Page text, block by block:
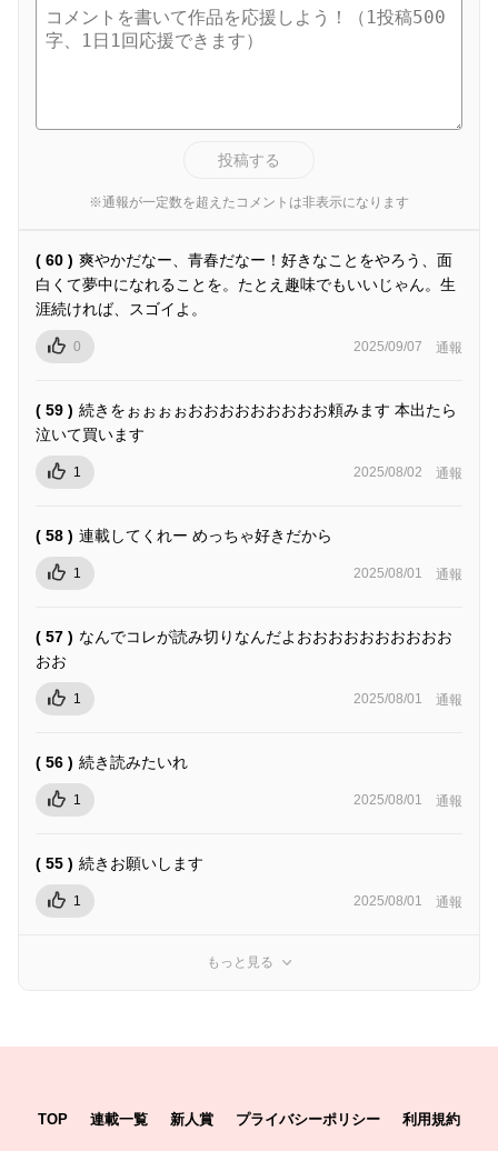
投稿する
※通報が一定数を超えたコメントは非表示になります
( 60 ) 爽やかだなー、青春だなー！好きなことをやろう、面
白くて夢中になれることを。たとえ趣味でもいいじゃん。生
涯続ければ、スゴイよ。
0 2025/09/07 通報
( 59 ) 続きをぉぉぉぉおおおおおおおおお頼みます 本出たら
泣いて買います
1 2025/08/02 通報
( 58 ) 連載してくれー めっちゃ好きだから
1 2025/08/01 通報
( 57 ) なんでコレが読み切りなんだよおおおおおおおおおお
おお
1 2025/08/01 通報
( 56 ) 続き読みたいれ
1 2025/08/01 通報
( 55 ) 続きお願いします
1 2025/08/01 通報
もっと見る
TOP 連載一覧 新人賞 プライバシーポリシー 利用規約